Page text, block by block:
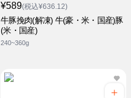
¥589(税込¥636.12)
牛豚挽肉(解凍) 牛(豪・米・国産)豚
(米・国産)
240~360g